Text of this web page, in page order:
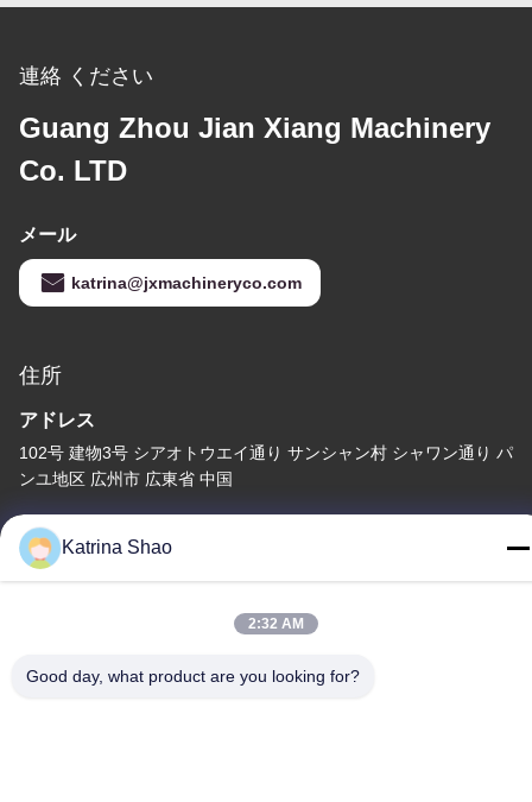
連絡 ください
Guang Zhou Jian Xiang Machinery
Co. LTD
メール
katrina@jxmachineryco.com
住所
アドレス
102号 建物3号 シアオトウエイ通り サンシャン村 シャワン通り パ
ンユ地区 広州市 広東省 中国
テレ
86--15913188664
Katrina Shao
2:32 AM
Good day, what product are you looking for?